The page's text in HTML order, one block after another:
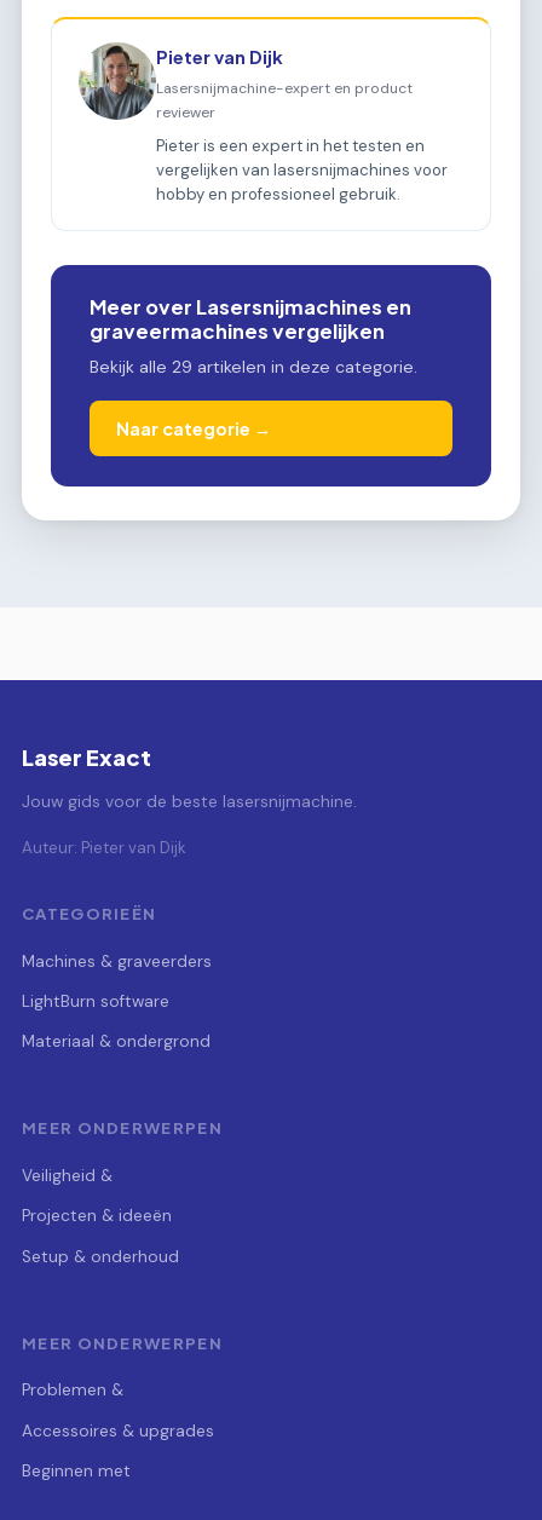
Pieter van Dijk
Lasersnijmachine-expert en product
reviewer
Pieter is een expert in het testen en
vergelijken van lasersnijmachines voor
hobby en professioneel gebruik.
Meer over Lasersnijmachines en
graveermachines vergelijken
Bekijk alle 29 artikelen in deze categorie.
Naar categorie →
Laser Exact
Jouw gids voor de beste lasersnijmachine.
Auteur: Pieter van Dijk
CATEGORIEËN
Machines & graveerders
LightBurn software
Materiaal & ondergrond
MEER ONDERWERPEN
Veiligheid &
Projecten & ideeën
Setup & onderhoud
MEER ONDERWERPEN
Problemen &
Accessoires & upgrades
Beginnen met